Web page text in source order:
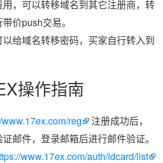
，可以转移域名到其它注册商，转
价push交易。
给域名转移密码，买家自行转入到
操作指南
reg
注册成功后，
邮件，登录邮箱后进行邮件验证。
www.17ex.com/auth/idcard/list